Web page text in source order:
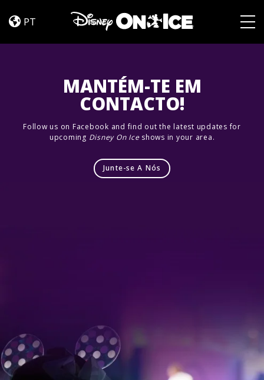
Dance
PT
MANTÉM-TE EM
CONTACTO!
Follow us on Facebook and find out the latest updates for
upcoming Disney On Iceshows in your area.
Junte-se A Nós